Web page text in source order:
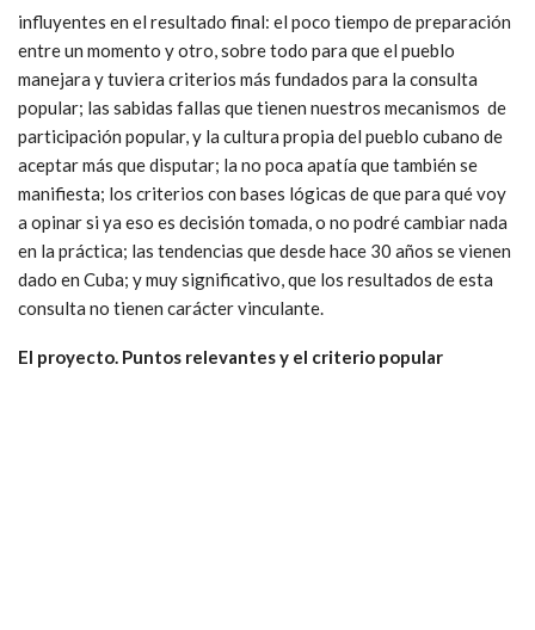
influyentes en el resultado final: el poco tiempo de preparación
entre un momento y otro, sobre todo para que el pueblo
manejara y tuviera criterios más fundados para la consulta
popular; las sabidas fallas que tienen nuestros mecanismos de
participación popular, y la cultura propia del pueblo cubano de
aceptar más que disputar; la no poca apatía que también se
manifiesta; los criterios con bases lógicas de que para qué voy
a opinar si ya eso es decisión tomada, o no podré cambiar nada
en la práctica; las tendencias que desde hace 30 años se vienen
dado en Cuba; y muy significativo, que los resultados de esta
consulta no tienen carácter vinculante.
El proyecto. Puntos relevantes y el criterio popular